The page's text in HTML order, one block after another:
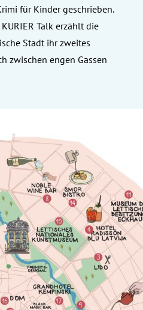
für Kinder geschrieben.
Talk erzählt die
Stadt ihr zweites
zwischen engen Gassen